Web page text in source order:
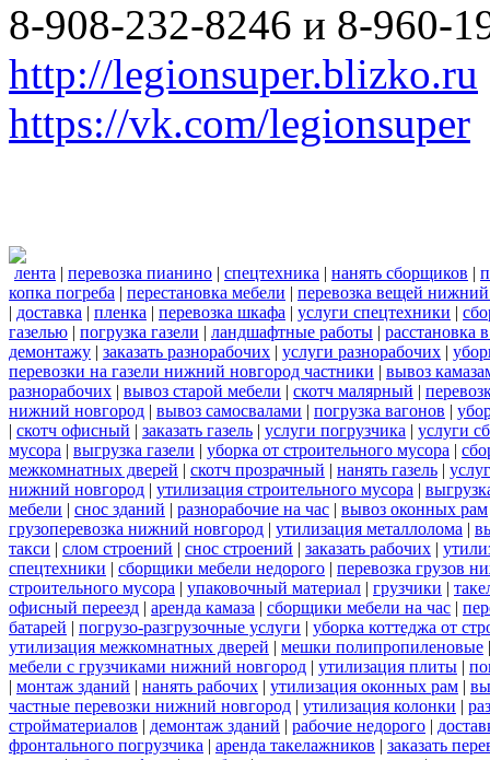
8-908-232-8246 и 8-960-
http://legionsuper.blizko.ru
https://vk.com/legionsuper
лента | перевозка пианино | спецтехника | нанять сборщиков |
копка погреба | перестановка мебели | перевозка вещей
| доставка | пленка | перевозка шкафа | услуги спецтехники |
газелью | погрузка газели | ландшафтные работы | расстановка
демонтажу | заказать разнорабочих | услуги разнорабочих |
перевозки на газели нижний новгород частники | вывоз
разнорабочих | вывоз старой мебели | скотч малярный |
нижний новгород | вывоз самосвалами | погрузка вагонов |
| скотч офисный | заказать газель | услуги погрузчика | услуги
мусора | выгрузка газели | уборка от строительного мусора |
межкомнатных дверей | скотч прозрачный | нанять газель |
нижний новгород | утилизация строительного мусора |
мебели | снос зданий | разнорабочие на час | вывоз оконных рам
грузоперевозка нижний новгород | утилизация металлолома |
такси | слом строений | снос строений | заказать рабочих |
спецтехники | сборщики мебели недорого | перевозка грузов
строительного мусора | упаковочный материал | грузчики |
офисный переезд | аренда камаза | сборщики мебели на час |
батарей | погрузо-разгрузочные услуги | уборка коттеджа от
утилизация межкомнатных дверей | мешки полипропиленовые
мебели с грузчиками нижний новгород | утилизация плиты |
| монтаж зданий | нанять рабочих | утилизация оконных рам |
частные перевозки нижний новгород | утилизация колонки |
стройматериалов | демонтаж зданий | рабочие недорого |
фронтального погрузчика | аренда такелажников | заказать